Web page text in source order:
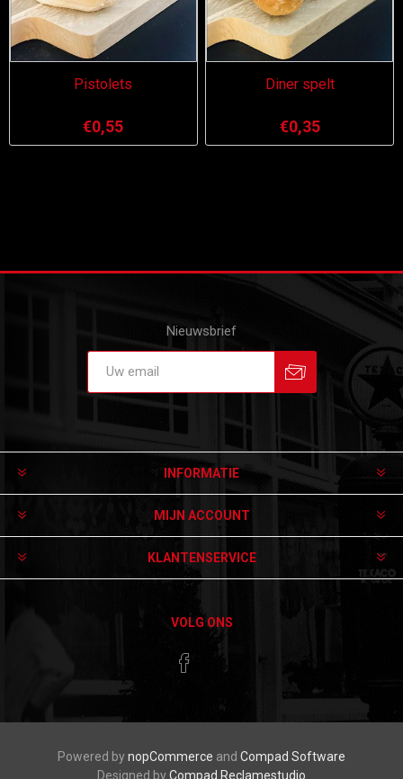
Pistolets
€0,55
Diner spelt
€0,35
Nieuwsbrief
INFORMATIE
MIJN ACCOUNT
KLANTENSERVICE
VOLG ONS
Powered bynopCommerce and Compad Software
Designed byCompad Reclamestudio